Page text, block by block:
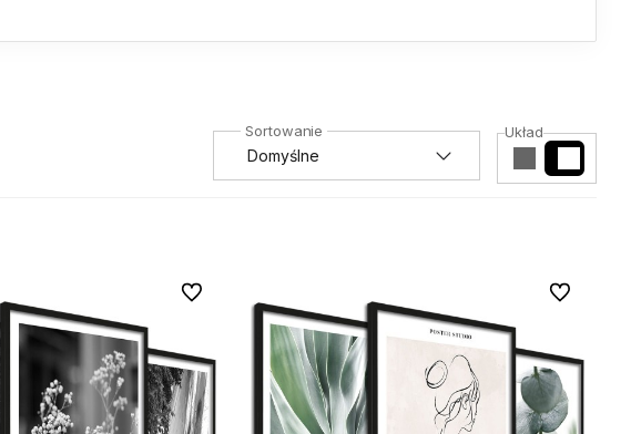
Układ
Do ulubionych Do ulubionych